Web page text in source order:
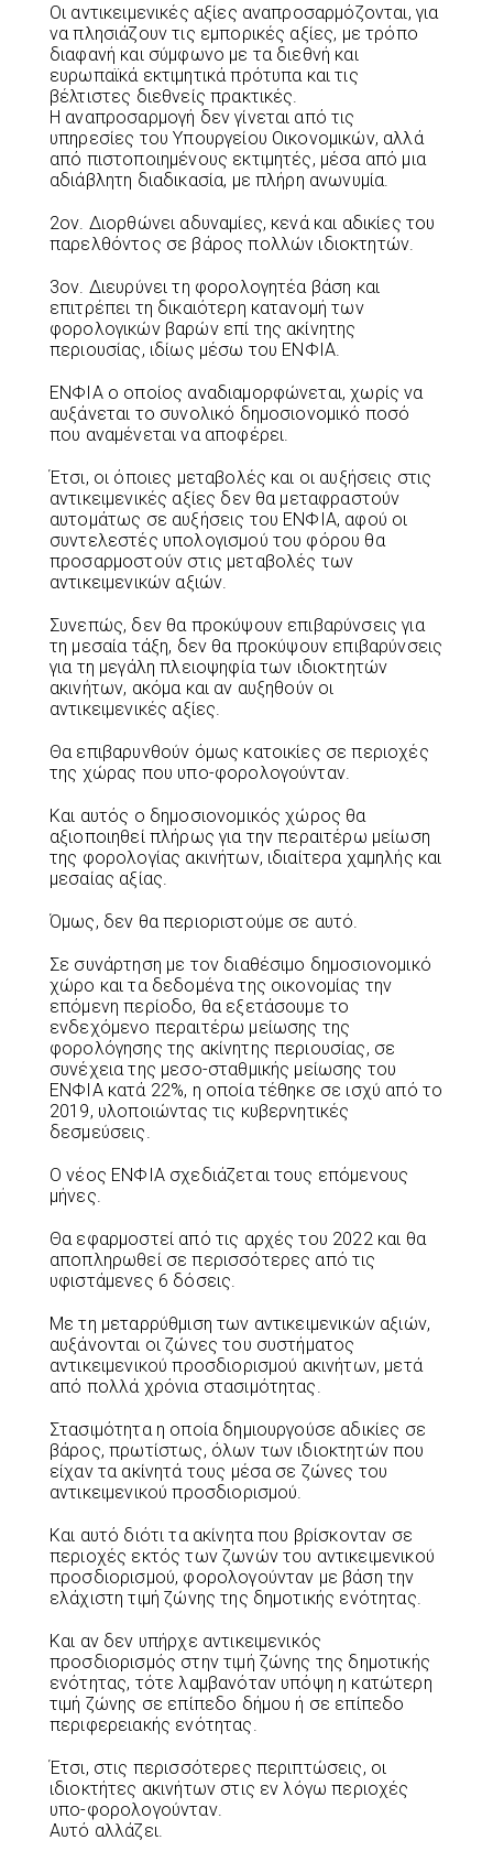
Οι αντικειμενικές αξίες αναπροσαρμόζονται, για
να πλησιάζουν τις εμπορικές αξίες, με τρόπο
διαφανή και σύμφωνο με τα διεθνή και
ευρωπαϊκά εκτιμητικά πρότυπα και τις
βέλτιστες διεθνείς πρακτικές.
Η αναπροσαρμογή δεν γίνεται από τις
υπηρεσίες του Υπουργείου Οικονομικών, αλλά
από πιστοποιημένους εκτιμητές, μέσα από μια
αδιάβλητη διαδικασία, με πλήρη ανωνυμία.
2ον. Διορθώνει αδυναμίες, κενά και αδικίες του
παρελθόντος σε βάρος πολλών ιδιοκτητών.
3ον. Διευρύνει τη φορολογητέα βάση και
επιτρέπει τη δικαιότερη κατανομή των
φορολογικών βαρών επί της ακίνητης
περιουσίας, ιδίως μέσω του ΕΝΦΙΑ.
ΕΝΦΙΑ ο οποίος αναδιαμορφώνεται, χωρίς να
αυξάνεται το συνολικό δημοσιονομικό ποσό
που αναμένεται να αποφέρει.
Έτσι, οι όποιες μεταβολές και οι αυξήσεις στις
αντικειμενικές αξίες δεν θα μεταφραστούν
αυτομάτως σε αυξήσεις του ΕΝΦΙΑ, αφού οι
συντελεστές υπολογισμού του φόρου θα
προσαρμοστούν στις μεταβολές των
αντικειμενικών αξιών.
Συνεπώς, δεν θα προκύψουν επιβαρύνσεις για
τη μεσαία τάξη, δεν θα προκύψουν επιβαρύνσεις
για τη μεγάλη πλειοψηφία των ιδιοκτητών
ακινήτων, ακόμα και αν αυξηθούν οι
αντικειμενικές αξίες.
Θα επιβαρυνθούν όμως κατοικίες σε περιοχές
της χώρας που υπο-φορολογούνταν.
Και αυτός ο δημοσιονομικός χώρος θα
αξιοποιηθεί πλήρως για την περαιτέρω μείωση
της φορολογίας ακινήτων, ιδιαίτερα χαμηλής και
μεσαίας αξίας.
Όμως, δεν θα περιοριστούμε σε αυτό.
Σε συνάρτηση με τον διαθέσιμο δημοσιονομικό
χώρο και τα δεδομένα της οικονομίας την
επόμενη περίοδο, θα εξετάσουμε το
ενδεχόμενο περαιτέρω μείωσης της
φορολόγησης της ακίνητης περιουσίας, σε
συνέχεια της μεσο-σταθμικής μείωσης του
ΕΝΦΙΑ κατά 22%, η οποία τέθηκε σε ισχύ από το
2019, υλοποιώντας τις κυβερνητικές
δεσμεύσεις.
Ο νέος ΕΝΦΙΑ σχεδιάζεται τους επόμενους
μήνες.
Θα εφαρμοστεί από τις αρχές του 2022 και θα
αποπληρωθεί σε περισσότερες από τις
υφιστάμενες 6 δόσεις.
Με τη μεταρρύθμιση των αντικειμενικών αξιών,
αυξάνονται οι ζώνες του συστήματος
αντικειμενικού προσδιορισμού ακινήτων, μετά
από πολλά χρόνια στασιμότητας.
Στασιμότητα η οποία δημιουργούσε αδικίες σε
βάρος, πρωτίστως, όλων των ιδιοκτητών που
είχαν τα ακίνητά τους μέσα σε ζώνες του
αντικειμενικού προσδιορισμού.
Και αυτό διότι τα ακίνητα που βρίσκονταν σε
περιοχές εκτός των ζωνών του αντικειμενικού
προσδιορισμού, φορολογούνταν με βάση την
ελάχιστη τιμή ζώνης της δημοτικής ενότητας.
Και αν δεν υπήρχε αντικειμενικός
προσδιορισμός στην τιμή ζώνης της δημοτικής
ενότητας, τότε λαμβανόταν υπόψη η κατώτερη
τιμή ζώνης σε επίπεδο δήμου ή σε επίπεδο
περιφερειακής ενότητας.
Έτσι, στις περισσότερες περιπτώσεις, οι
ιδιοκτήτες ακινήτων στις εν λόγω περιοχές
υπο-φορολογούνταν.
Αυτό αλλάζει.